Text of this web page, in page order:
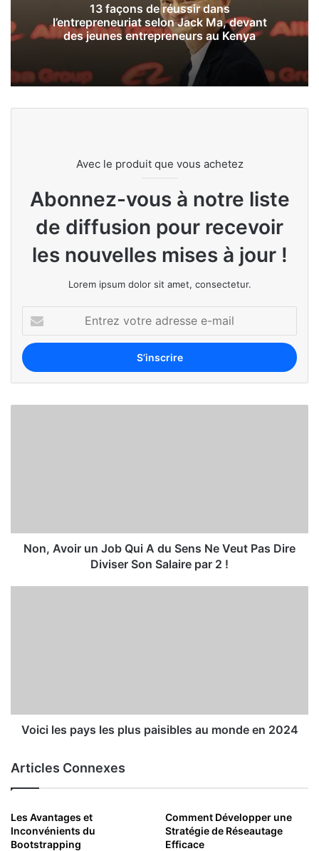
13 façons de réussir dans
l’entrepreneuriat selon Jack Ma, devant
des jeunes entrepreneurs au Kenya
Avec le produit que vous achetez
Abonnez-vous à notre liste
de diffusion pour recevoir
les nouvelles mises à jour !
Lorem ipsum dolor sit amet, consectetur.
Non, Avoir un Job Qui A du Sens Ne Veut Pas Dire
Diviser Son Salaire par 2 !
Voici les pays les plus paisibles au monde en 2024
Articles Connexes
Les Avantages et
Inconvénients du
Bootstrapping
Comment Développer une
Stratégie de Réseautage
Efficace